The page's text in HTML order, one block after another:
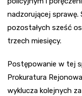
nadzorującej sprawę.
pozostałych sześć
trzech miesięcy.
Postępowanie w tej
Prokuratura
wyklucza kolejnych